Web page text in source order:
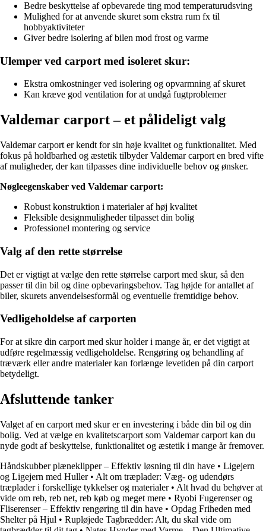
Bedre beskyttelse af opbevarede ting mod temperaturudsving
Mulighed for at anvende skuret som ekstra rum fx til
hobbyaktiviteter
Giver bedre isolering af bilen mod frost og varme
Ulemper ved carport med isoleret skur:
Ekstra omkostninger ved isolering og opvarmning af skuret
Kan kræve god ventilation for at undgå fugtproblemer
Valdemar carport – et pålideligt valg
Valdemar carport er kendt for sin høje kvalitet og funktionalitet. Med
fokus på holdbarhed og æstetik tilbyder Valdemar carport en bred vifte
af muligheder, der kan tilpasses dine individuelle behov og ønsker.
Nøgleegenskaber ved Valdemar carport:
Robust konstruktion i materialer af høj kvalitet
Fleksible designmuligheder tilpasset din bolig
Professionel montering og service
Valg af den rette størrelse
Det er vigtigt at vælge den rette størrelse carport med skur, så den
passer til din bil og dine opbevaringsbehov. Tag højde for antallet af
biler, skurets anvendelsesformål og eventuelle fremtidige behov.
Vedligeholdelse af carporten
For at sikre din carport med skur holder i mange år, er det vigtigt at
udføre regelmæssig vedligeholdelse. Rengøring og behandling af
træværk eller andre materialer kan forlænge levetiden på din carport
betydeligt.
Afsluttende tanker
Valget af en carport med skur er en investering i både din bil og din
bolig. Ved at vælge en kvalitetscarport som Valdemar carport kan du
nyde godt af beskyttelse, funktionalitet og æstetik i mange år fremover.
Håndskubber plæneklipper – Effektiv løsning til din have • Ligejern
og Ligejern med Huller• Alt om træplader: Væg- og udendørs
træplader i forskellige tykkelser og materialer• Alt hvad du behøver at
vide om reb, reb net, reb køb og meget mere • Ryobi Fugerenser og
Fliserenser – Effektiv rengøring til din have • Opdag Friheden med
Shelter på Hjul • Rupløjede Tagbrædder: Alt, du skal vide om